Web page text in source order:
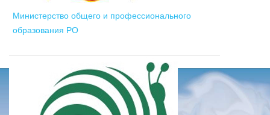
Министерство общего и профессионального
образования РО